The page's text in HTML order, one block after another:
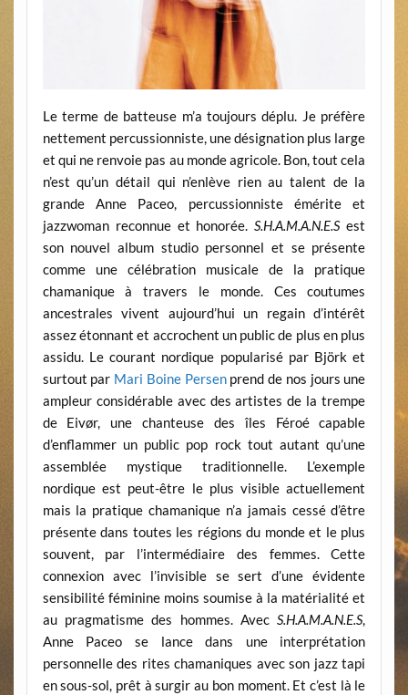
Le terme de batteuse m’a toujours déplu. Je préfère
nettement percussionniste, une désignation plus large
et qui ne renvoie pas au monde agricole. Bon, tout cela
n’est qu’un détail qui n’enlève rien au talent de la
grande Anne Paceo, percussionniste émérite et
jazzwoman reconnue et honorée.S.H.A.M.A.N.E.Sest
son nouvel album studio personnel et se présente
comme une célébration musicale de la pratique
chamanique à travers le monde. Ces coutumes
ancestrales vivent aujourd’hui un regain d’intérêt
assez étonnant et accrochent un public de plus en plus
assidu. Le courant nordique popularisé par Björk et
surtout par Mari Boine Persenprend de nos jours une
ampleur considérable avec des artistes de la trempe
de Eivør, une chanteuse des îles Féroé capable
d’enflammer un public pop rock tout autant qu’une
assemblée mystique traditionnelle. L’exemple
nordique est peut-être le plus visible actuellement
mais la pratique chamanique n’a jamais cessé d’être
présente dans toutes les régions du monde et le plus
souvent, par l’intermédiaire des femmes. Cette
connexion avec l’invisible se sert d’une évidente
sensibilité féminine moins soumise à la matérialité et
au pragmatisme des hommes. AvecS.H.A.M.A.N.E.S,
Anne Paceo se lance dans une interprétation
personnelle des rites chamaniques avec son jazz tapi
en sous-sol, prêt à surgir au bon moment. Et c’est là le